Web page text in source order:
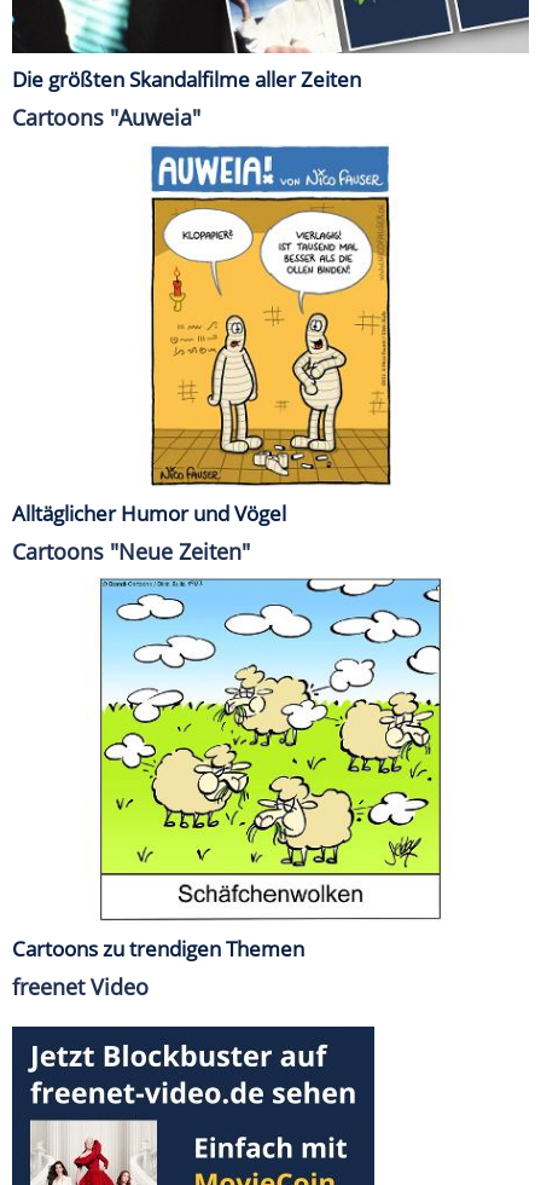
Die größten Skandalfilme aller Zeiten
Cartoons "Auweia"
Alltäglicher Humor und Vögel
Cartoons "Neue Zeiten"
Cartoons zu trendigen Themen
freenet Video